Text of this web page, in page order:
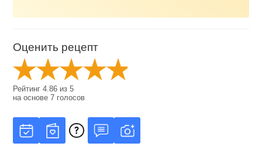
Оценить рецепт
Рейтинг4.86 из5
на основе7 голосов